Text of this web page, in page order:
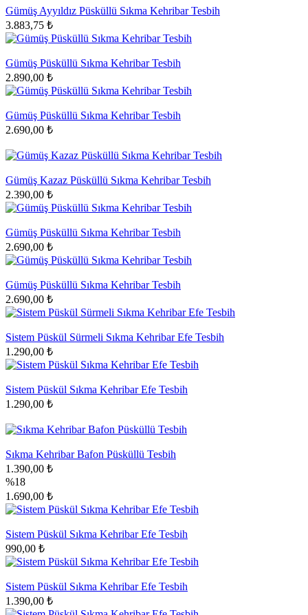
Gümüş Ayyıldız Püsküllü Sıkma Kehribar Tesbih
3.883,75 ₺
Gümüş Püsküllü Sıkma Kehribar Tesbih
2.890,00 ₺
Gümüş Püsküllü Sıkma Kehribar Tesbih
2.690,00 ₺
Gümüş Kazaz Püsküllü Sıkma Kehribar Tesbih
2.390,00 ₺
Gümüş Püsküllü Sıkma Kehribar Tesbih
2.690,00 ₺
Gümüş Püsküllü Sıkma Kehribar Tesbih
2.690,00 ₺
Sistem Püskül Sürmeli Sıkma Kehribar Efe Tesbih
1.290,00 ₺
Sistem Püskül Sıkma Kehribar Efe Tesbih
1.290,00 ₺
Sıkma Kehribar Bafon Püsküllü Tesbih
1.390,00 ₺
%18
1.690,00 ₺
Sistem Püskül Sıkma Kehribar Efe Tesbih
990,00 ₺
Sistem Püskül Sıkma Kehribar Efe Tesbih
1.390,00 ₺